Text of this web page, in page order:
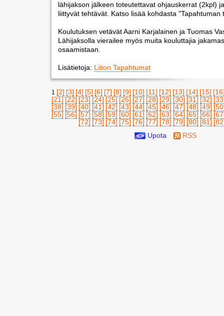
lähijakson jälkeen toteutettavat ohjauskerrat (2kpl)
liittyvät tehtävät. Katso lisää kohdasta "Tapahtuman
Koulutuksen vetävät Aarni Karjalainen ja Tuomas
Lähijaksolla vierailee myös muita kouluttajia
osaamistaan.
Lisätietoja: Liiton Tapahtumat
1 [2] [3] [4] [5] [6] [7] [8] [9] [10] [11] [12] [13] [14] [15]
[21] [22] [23] [24] [25] [26] [27] [28] [29] [30] [31] [32]
[38] [39] [40] [41] [42] [43] [44] [45] [46] [47] [48] [49]
[55] [56] [57] [58] [59] [60] [61] [62] [63] [64] [65] [66]
[72] [73] [74] [75] [76] [77] [78] [79] [80] [81]
Upota
RSS